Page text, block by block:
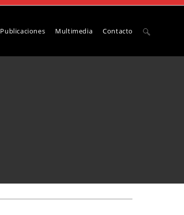
Publicaciones Multimedia Contacto